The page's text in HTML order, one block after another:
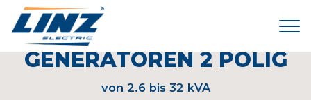
< HOME \ PRODUKTE
GENERATOREN 2 POLIG
von 2.6 bis 32 kVA